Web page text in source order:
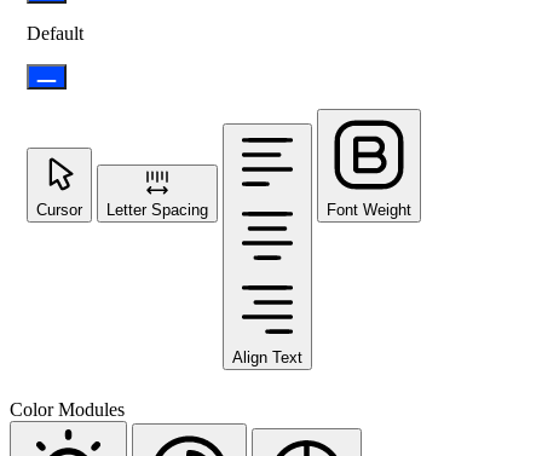
Default
Cursor Letter Spacing
Align Text
Font Weight
Color Modules